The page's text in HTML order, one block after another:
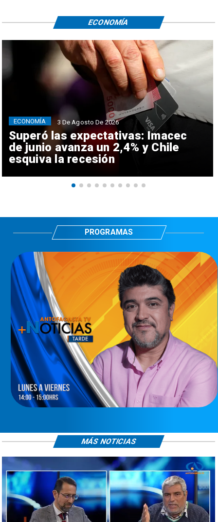
Superó las expectativas: Imacec
de junio avanza un 2,4% y Chile
esquiva la recesión
ECONOMÍA 3 De Agosto De 2026
ECONOMÍA
PROGRAMAS
MÁS NOTICIAS